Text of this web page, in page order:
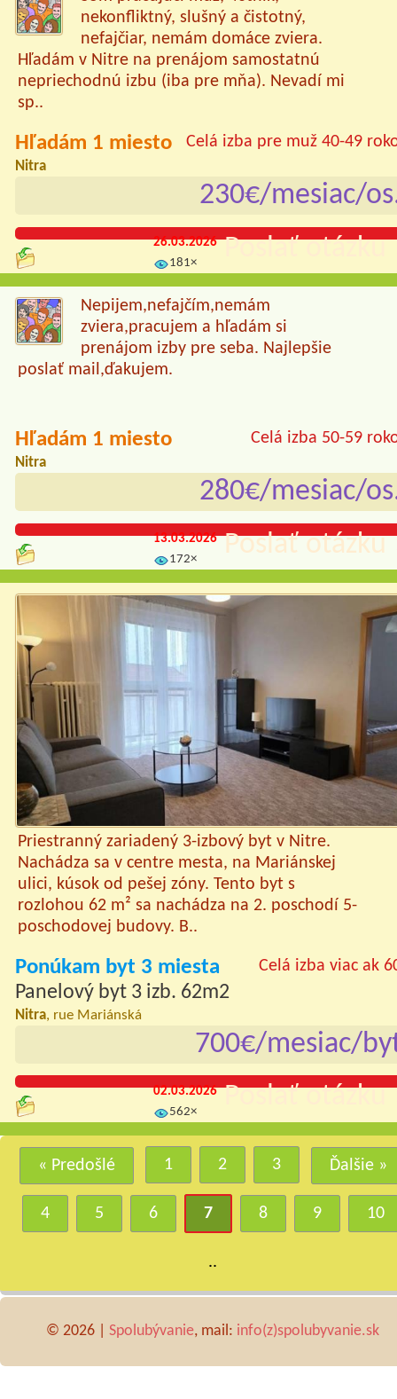
nekonfliktný, slušný a čistotný,
nefajčiar, nemám domáce zviera.
Hľadám v Nitre na prenájom samostatnú
nepriechodnú izbu (iba pre mňa). Nevadí mi
sp..
Celá izba pre muž 40-49
Hľadám 1 miesto
Nitra
230€/mesiac/
Poslať otázku
26.03.2026
181×
Nepijem,nefajčím,nemám
zviera,pracujem a hľadám si
prenájom izby pre seba. Najlepšie
poslať mail,ďakujem.
Celá izba 50-59
Hľadám 1 miesto
Nitra
280€/mesiac/
Poslať otázku
13.03.2026
172×
Priestranný zariadený 3-izbový byt v Nitre.
Nachádza sa v centre mesta, na Mariánskej
ulici, kúsok od pešej zóny. Tento byt s
rozlohou 62 m² sa nachádza na 2. poschodí 5-
poschodovej budovy. B..
Celá izba viac ak
Ponúkam byt 3 miesta
Panelový byt 3 izb. 62m2
Nitra, rue Mariánská
700€/mesiac/
Poslať otázku
02.03.2026
562×
Ďalšie »
« Predošlé 1 2 3
4 5 6 7 8 9 10
..
© 2026 | Spolubývanie, mail: info(z)spolubyvanie.sk